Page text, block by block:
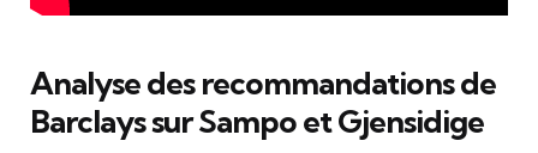
Analyse des recommandations de
Barclays sur Sampo et Gjensidige